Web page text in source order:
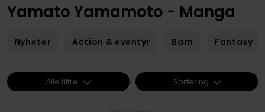
Yamato Yamamoto - Manga
Nyheter Action & eventyr Barn Fantasy
Alle filtre Sortering